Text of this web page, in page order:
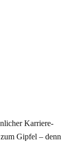
Karriere-
Gipfel – denn